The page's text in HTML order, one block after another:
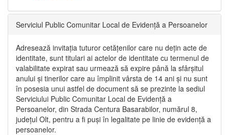
Serviciul Public Comunitar Local de Evidență a Persoanelor
Adresează invitația tuturor cetățenilor care nu dețin acte de
identitate, sunt titulari ai actelor de identitate cu termenul de
valabilitate expirat sau urmează să expire până la sfârșitul
anului și tinerilor care au împlinit vârsta de 14 ani și nu sunt
în posesia unui astfel de document să se prezinte la sediul
Serviciului Public Comunitar Local de Evidență a
Persoanelor, din Strada Centura Basarabilor, numărul 8,
județul Olt, pentru a fi puși în legalitate pe linie de evidență a
persoanelor.